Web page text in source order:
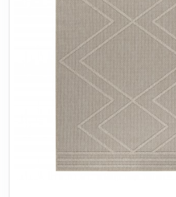
HAVEMØBLER
ENTREMØBLER
SPAR PENGE PÅ UDVALGTE VARER